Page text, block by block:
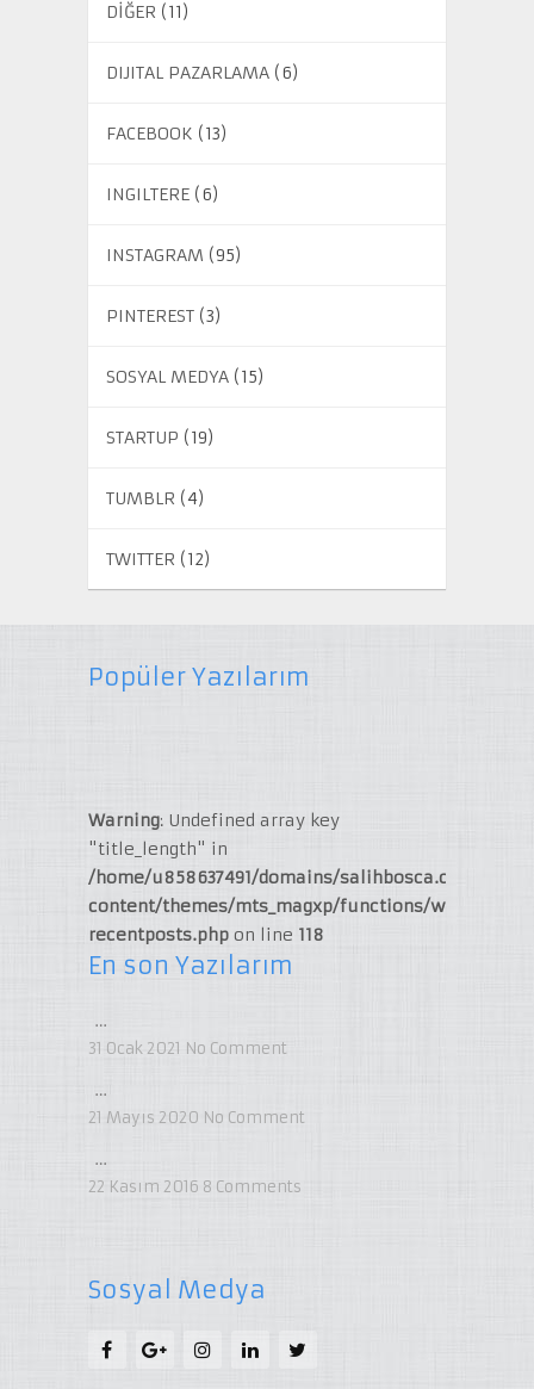
DİĞER (11)
DIJITAL PAZARLAMA(6)
FACEBOOK (13)
INGILTERE(6)
INSTAGRAM (95)
PINTEREST(3)
SOSYAL MEDYA(15)
STARTUP (19)
TUMBLR (4)
TWITTER (12)
Popüler Yazılarım
Warning: Undefined array key
"title_length" in
/home/u858637491/domains/salihbosca.com/
content/themes/mts_magxp/functions/widget-
recentposts.phpon line 118
En son Yazılarım
…
31 Ocak 2021 No Comment
…
21 Mayıs 2020 No Comment
…
22 Kasım 2016 8 Comments
Sosyal Medya